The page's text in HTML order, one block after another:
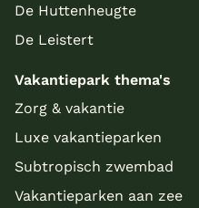
De Huttenheugte
De Leistert
Vakantiepark thema's
Zorg & vakantie
Luxe vakantieparken
Subtropisch zwembad
Vakantieparken aan zee